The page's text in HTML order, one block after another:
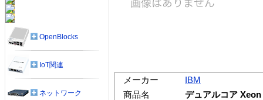
メーカー
IBM
商品名
デュアルコア
OpenBlocks
IoT関連
ネットワーク